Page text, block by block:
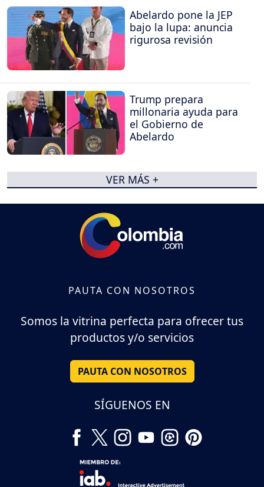
Abelardo pone la JEP
bajo la lupa: anuncia
rigurosa revisión
Trump prepara
millonaria ayuda para
el Gobierno de
Abelardo
VER MÁS +
PAUTA CON NOSOTROS
Somos la vitrina perfecta para ofrecer tus
productos y/o servicios
PAUTA CON NOSOTROS
SÍGUENOS EN